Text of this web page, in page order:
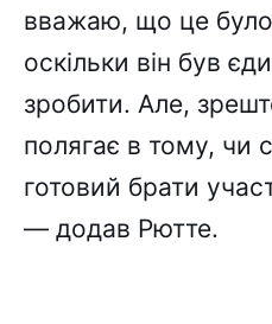
вважаю, що це
оскільки він був
зробити. Але,
полягає в тому, чи
готовий брати
— додав Рютте.